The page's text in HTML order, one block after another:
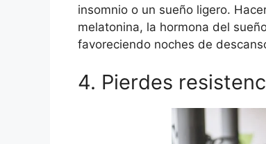
insomnio o un sueño ligero.
melatonina, la hormona del
favoreciendo noches de
4. Pierdes